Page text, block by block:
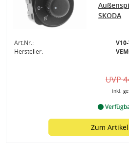
SKODA
Art.Nr.:
Hersteller:
UVP
inkl.
Zum Artikel